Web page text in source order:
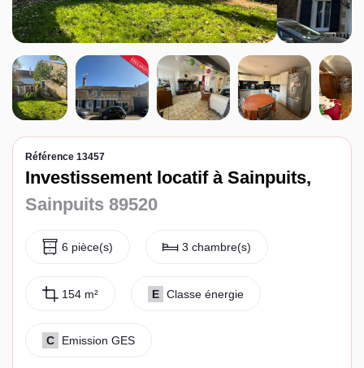
Faire gérer
Syndic
Espace client
Référence 13457
Investissement locatif à Sainpuits,
Sainpuits 89520
6 pièce(s) 3 chambre(s)
154 m² E Classe énergie
C Emission GES